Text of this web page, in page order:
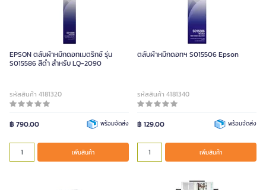
EPSON ตลับผ้าหมึกดอทเมตริกซ์ รุ่น
S015586 สีดำ สำหรับ LQ-2090
รหัสสินค้า 4181320
฿ 790.00 พร้อมจัดส่ง
เพิ่มสินค้า
ตลับผ้าหมึกดอทฯ S015506 Epson
รหัสสินค้า 4181340
฿ 129.00 พร้อมจัดส่ง
เพิ่มสินค้า